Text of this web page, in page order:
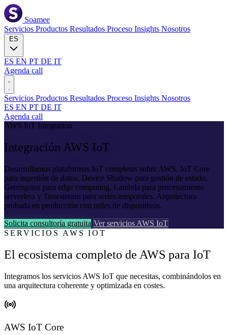
Soamee
Servicios Productos Resultados Proceso Insights Nosotros
ES EN PT DE IT
Agenda call
Servicios Productos Resultados Proceso Insights Nosotros
ES EN PT DE IT
Agenda call
AWS IoT Integration
Integración AWS IoT
Desarrollamos plataformas IoT completas sobre AWS. IoT Core
para ingestión de datos, Device Shadow para gestión de estado,
Greengrass para edge computing, Lambda para procesamiento
serverless y Timestream para series temporales. Arquitectura
probada en producción con miles de dispositivos.
Solicita consultoría gratuita Ver servicios AWS IoT
SERVICIOS AWS IOT
El ecosistema completo de AWS para IoT
Integramos los servicios AWS IoT que necesitas, combinándolos en
una arquitectura coherente y optimizada en costes.
AWS IoT Core